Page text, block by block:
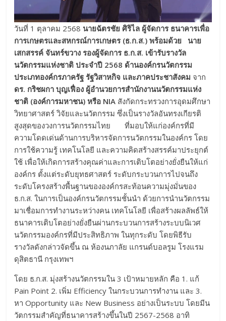
วันที่ 1 ตุลาคม 2568 นายฉัตรชัย ศิริไล ผู้จัดการ ธนาคารเพื่อ
การเกษตรและสหกรณ์การเกษตร (ธ.ก.ส.) พร้อมด้วย นาย
เสกสรรค์ จันทร์ขวาง รองผู้จัดการ ธ.ก.ส. เข้ารับรางวัล
นวัตกรรมแห่งชาติ ประจำปี 2568 ด้านองค์กรนวัตกรรม
ประเภทองค์กรภาครัฐ รัฐวิสาหกิจ และภาคประชาสังคม จาก
ดร. กริชผกา บุญเฟื่อง ผู้อำนวยการสำนักงานนวัตกรรมแห่ง
ชาติ (องค์การมหาชน) หรือ NIA สังกัดกระทรวงการอุดมศึกษา
วิทยาศาสตร์ วิจัยและนวัตกรรม ซึ่งเป็นรางวัลอันทรงเกียรติ
สูงสุดของวงการนวัตกรรมไทย ที่มอบให้แก่องค์กรที่มี
ความโดดเด่นด้านการบริหารจัดการนวัตกรรมในองค์กร โดย
การใช้ความรู้ เทคโนโลยี และความคิดสร้างสรรค์มาประยุกต์
ใช้ เพื่อให้เกิดการสร้างคุณค่าและการเติบโตอย่างยั่งยืนให้แก่
องค์กร ตั้งแต่ระดับยุทธศาสตร์ ระดับกระบวนการไปจนถึง
ระดับโครงสร้างพื้นฐานขององค์กรสะท้อนความมุ่งมั่นของ
ธ.ก.ส. ในการเป็นองค์กรนวัตกรรมชั้นนำ ด้วยการนำนวัตกรรม
มาเชื่อมการทำงานระหว่างคน เทคโนโลยี เพื่อสร้างผลลัพธ์ให้
ธนาคารเติบโตอย่างยั่งยืนผ่านกระบวนการสร้างระบบนิเวศ
นวัตกรรมองค์กรที่มีประสิทธิภาพ ในทุกระดับ โดยพิธีรับ
รางวัลดังกล่าวจัดขึ้น ณ ห้องนภาลัย แกรนด์บอลรูม โรงแรม
ดุสิตธานี กรุงเทพฯ
โดย ธ.ก.ส. มุ่งสร้างนวัตกรรมใน 3 เป้าหมายหลัก คือ 1. แก้
Pain Point 2. เพิ่ม Efficiency ในกระบวนการทำงาน และ 3.
หา Opportunity และ New Business อย่างเป็นระบบ โดยมีน
วัตกรรมสำคัญที่ธนาคารสร้างขึ้นในปี 2567-2568 อาทิ